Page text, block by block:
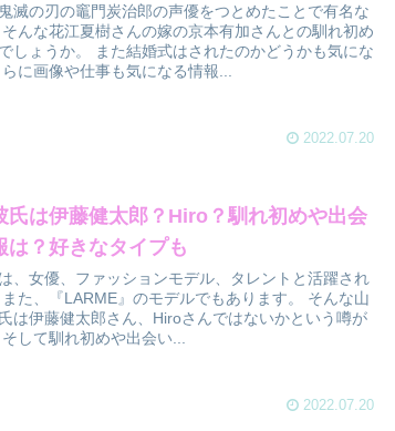
滅の刃の竈門炭治郎の声優をつとめたことで有名な
んな花江夏樹さんの嫁の京本有加さんとの馴れ初め
しょうか。 また結婚式はされたのかどうかも気にな
に画像や仕事も気になる情報...
2022.07.20
氏は伊藤健太郎？Hiro？馴れ初めや出会
は？好きなタイプも
、女優、ファッションモデル、タレントと活躍され
た、『LARME』のモデルでもあります。 そんな山
は伊藤健太郎さん、Hiroさんではないかという噂が
して馴れ初めや出会い...
2022.07.20